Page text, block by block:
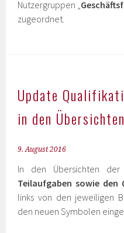
Nutzergruppen „
zugeordnet.
Update
in den Übersichten
9. August 2016
In den Übersichten
Teilaufgaben sowie den
links von den jeweiligen
den neuen Symbolen